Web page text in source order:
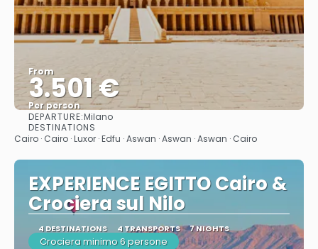
From
3.501 €
Per person
DEPARTURE:Milano
DESTINATIONS
Cairo · Cairo · Luxor · Edfu · Aswan · Aswan · Aswan · Cairo
EXPERIENCE EGITTO Cairo &
Crociera sul Nilo
4 DESTINATIONS 4 TRANSPORTS 7 NIGHTS
Crociera minimo 6 persone